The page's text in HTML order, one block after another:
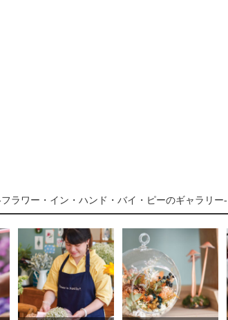
ラワー・イン・ハンド・バイ・ピーのギャラリー-